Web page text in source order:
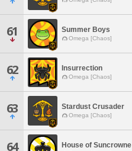
61 Summer Boys
Omega [Chaos]
62 Insurrection
Omega [Chaos]
63 Stardust Crusader
Omega [Chaos]
64 House of Suncrowne